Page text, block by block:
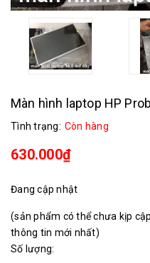
Màn hình laptop HP
Tình trạng: Còn hàng
630.000₫
Đang cập nhật
(sản phẩm có thể chưa kịp
thông tin mới nhất)
Số lượng: